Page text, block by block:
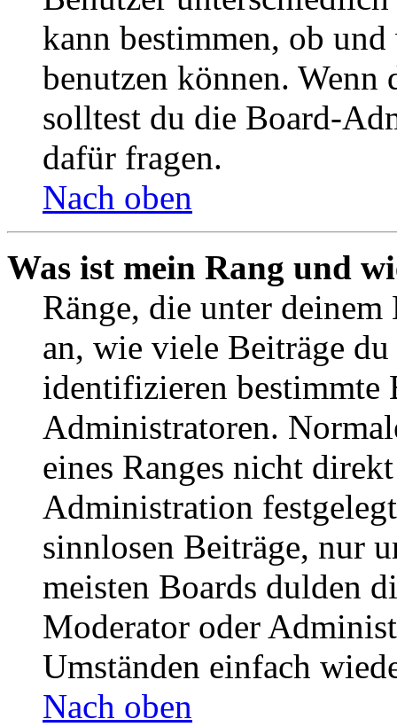
kann bestimmen, ob
benutzen können. Wenn
solltest du die Board-
dafür fragen.
Nach oben
Was ist mein Rang und
Ränge, die unter deinem
an, wie viele Beiträge
identifizieren bestimmte
Administratoren.
eines Ranges nicht
Administration
sinnlosen Beiträge, nur
meisten Boards dulden
Moderator oder
Umständen einfach
Nach oben